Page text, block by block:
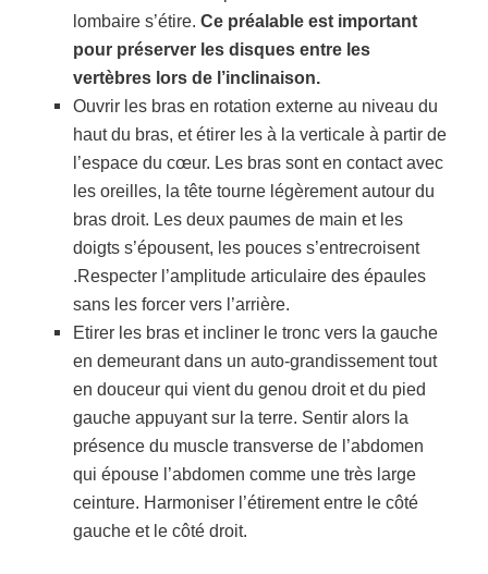
lombaire s’étire. Ce préalable est important
pour préserver les disques entre les
vertèbres lors de l’inclinaison.
Ouvrir les bras en rotation externe au niveau du
haut du bras, et étirer les à la verticale à partir de
l’espace du cœur. Les bras sont en contact avec
les oreilles, la tête tourne légèrement autour du
bras droit. Les deux paumes de main et les
doigts s’épousent, les pouces s’entrecroisent
.Respecter l’amplitude articulaire des épaules
sans les forcer vers l’arrière.
Etirer les bras et incliner le tronc vers la gauche
en demeurant dans un auto-grandissement tout
en douceur qui vient du genou droit et du pied
gauche appuyant sur la terre. Sentir alors la
présence du muscle transverse de l’abdomen
qui épouse l’abdomen comme une très large
ceinture. Harmoniser l’étirement entre le côté
gauche et le côté droit.